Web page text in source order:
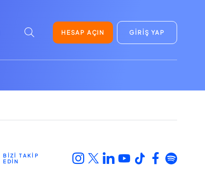
HESAP AÇIN GİRİŞ YAP
BİZİ TAKİP
EDİN